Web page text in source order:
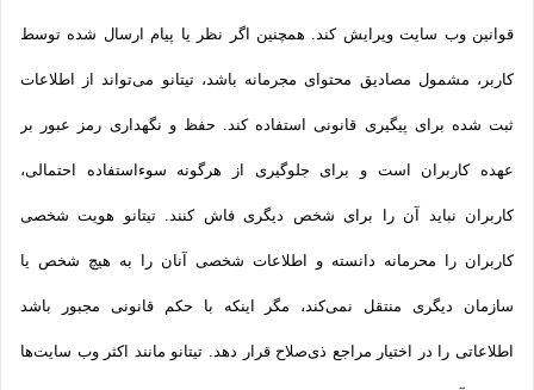
قوانین وب سایت ویرایش کند. همچنین اگر نظر یا پیام ارسال شده توسط
کاربر، مشمول مصادیق محتوای مجرمانه باشد، تیتانو می‌تواند از اطلاعات
ثبت شده برای پیگیری قانونی استفاده کند. حفظ و نگهداری رمز عبور بر
عهده کاربران است و برای جلوگیری از هرگونه سوءاستفاده احتمالی،
کاربران نباید آن را برای شخص دیگری فاش کنند. تیتانو هویت شخصی
کاربران را محرمانه دانسته و اطلاعات شخصی آنان را به هیچ شخص یا
سازمان دیگری منتقل نمی‌کند، مگر اینکه با حکم قانونی مجبور باشد
اطلاعاتی را در اختیار مراجع ذی‌صلاح قرار دهد. تیتانو مانند اکثر وب سایت‌ها